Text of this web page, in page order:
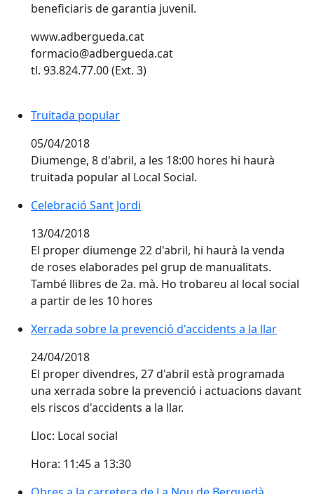
beneficiaris de garantia juvenil.
www.adbergueda.cat
formacio@adbergueda.cat
tl. 93.824.77.00 (Ext. 3)
Truitada popular
05/04/2018
Diumenge, 8 d'abril, a les 18:00 hores hi haurà
truitada popular al Local Social.
Celebració Sant Jordi
13/04/2018
El proper diumenge 22 d'abril, hi haurà la venda
de roses elaborades pel grup de manualitats.
També llibres de 2a. mà. Ho trobareu al local social
a partir de les 10 hores
Xerrada sobre la prevenció d'accidents a la llar
24/04/2018
El proper divendres, 27 d'abril està programada
una xerrada sobre la prevenció i actuacions davant
els riscos d'accidents a la llar.
Lloc: Local social
Hora: 11:45 a 13:30